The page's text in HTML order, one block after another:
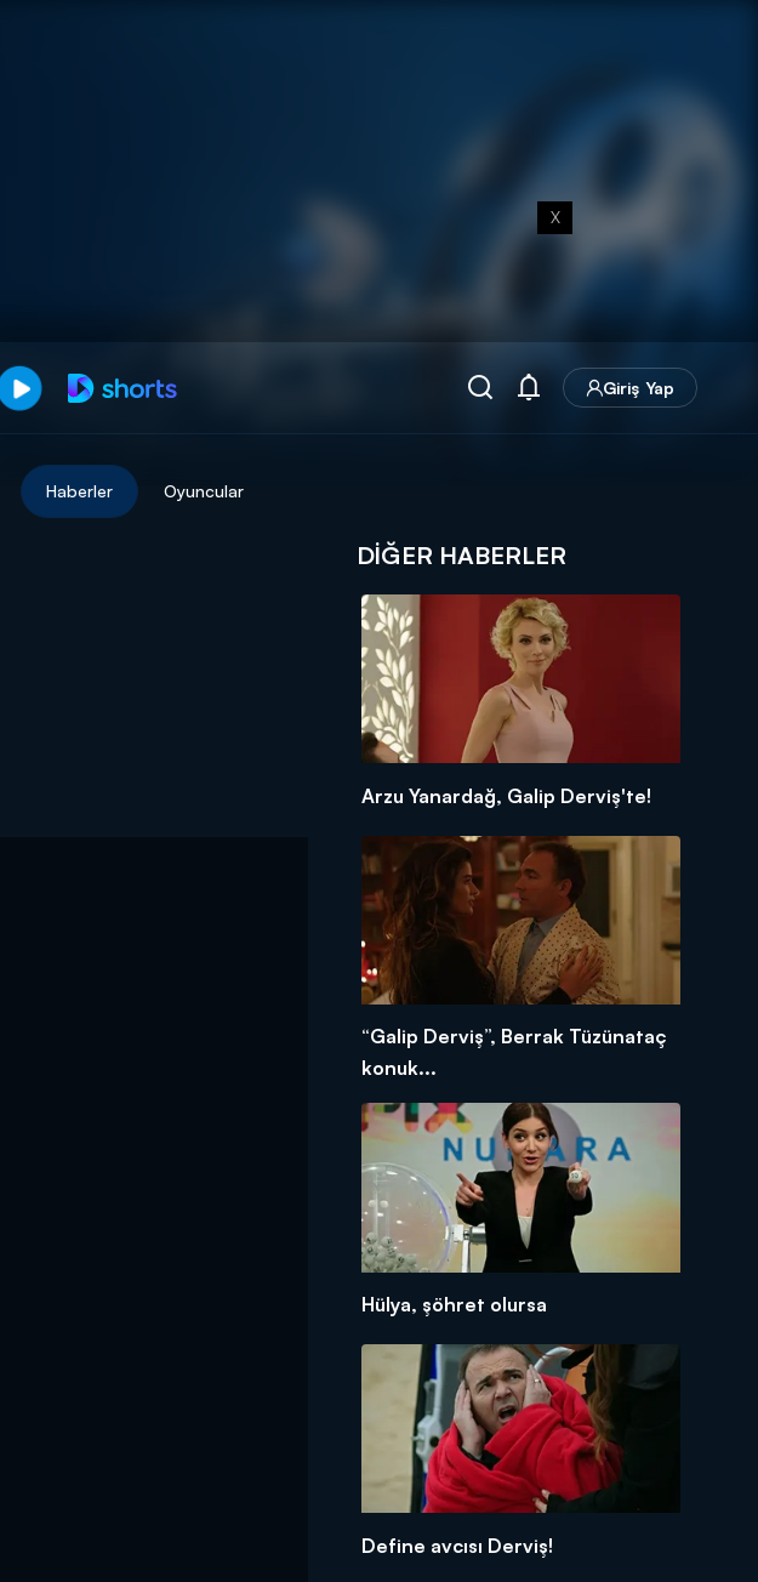
X
Giriş Yap
Haberler Oyuncular
DIĞER HABERLER
Arzu Yanardağ, Galip Derviş'te!
“Galip Derviş”, Berrak Tüzünataç
konuk...
Hülya, şöhret olursa
Define avcısı Derviş!